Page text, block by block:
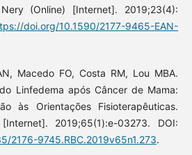
(Online) [Internet]. 2019;23(4):
doi.org/10.1590/2177-9465-EAN-
Macedo FO, Costa RM, Lou MBA.
Linfedema após Câncer de Mama:
às Orientações Fisioterapêuticas.
2019;65(1):e-03273. DOI:
2176-9745.RBC.2019v65n1.273.